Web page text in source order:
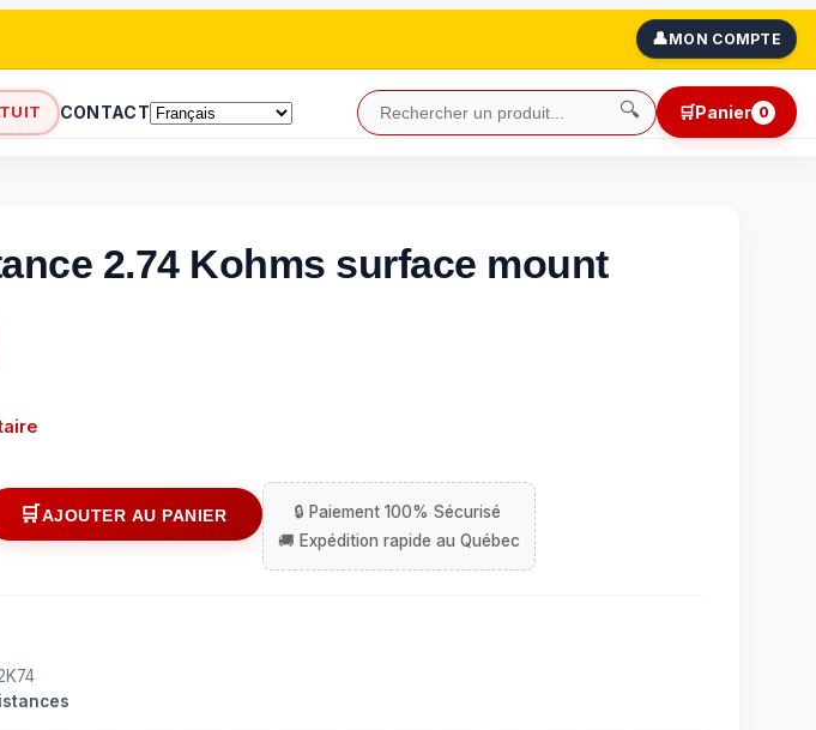
👤MON COMPTE
CONTACT 🔍 🛒Panier 0
2.74 Kohms surface mount
AJOUTER AU PANIER